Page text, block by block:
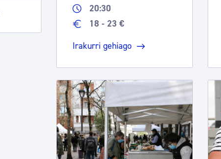
20:30
18 - 23 €
Irakurri gehiago